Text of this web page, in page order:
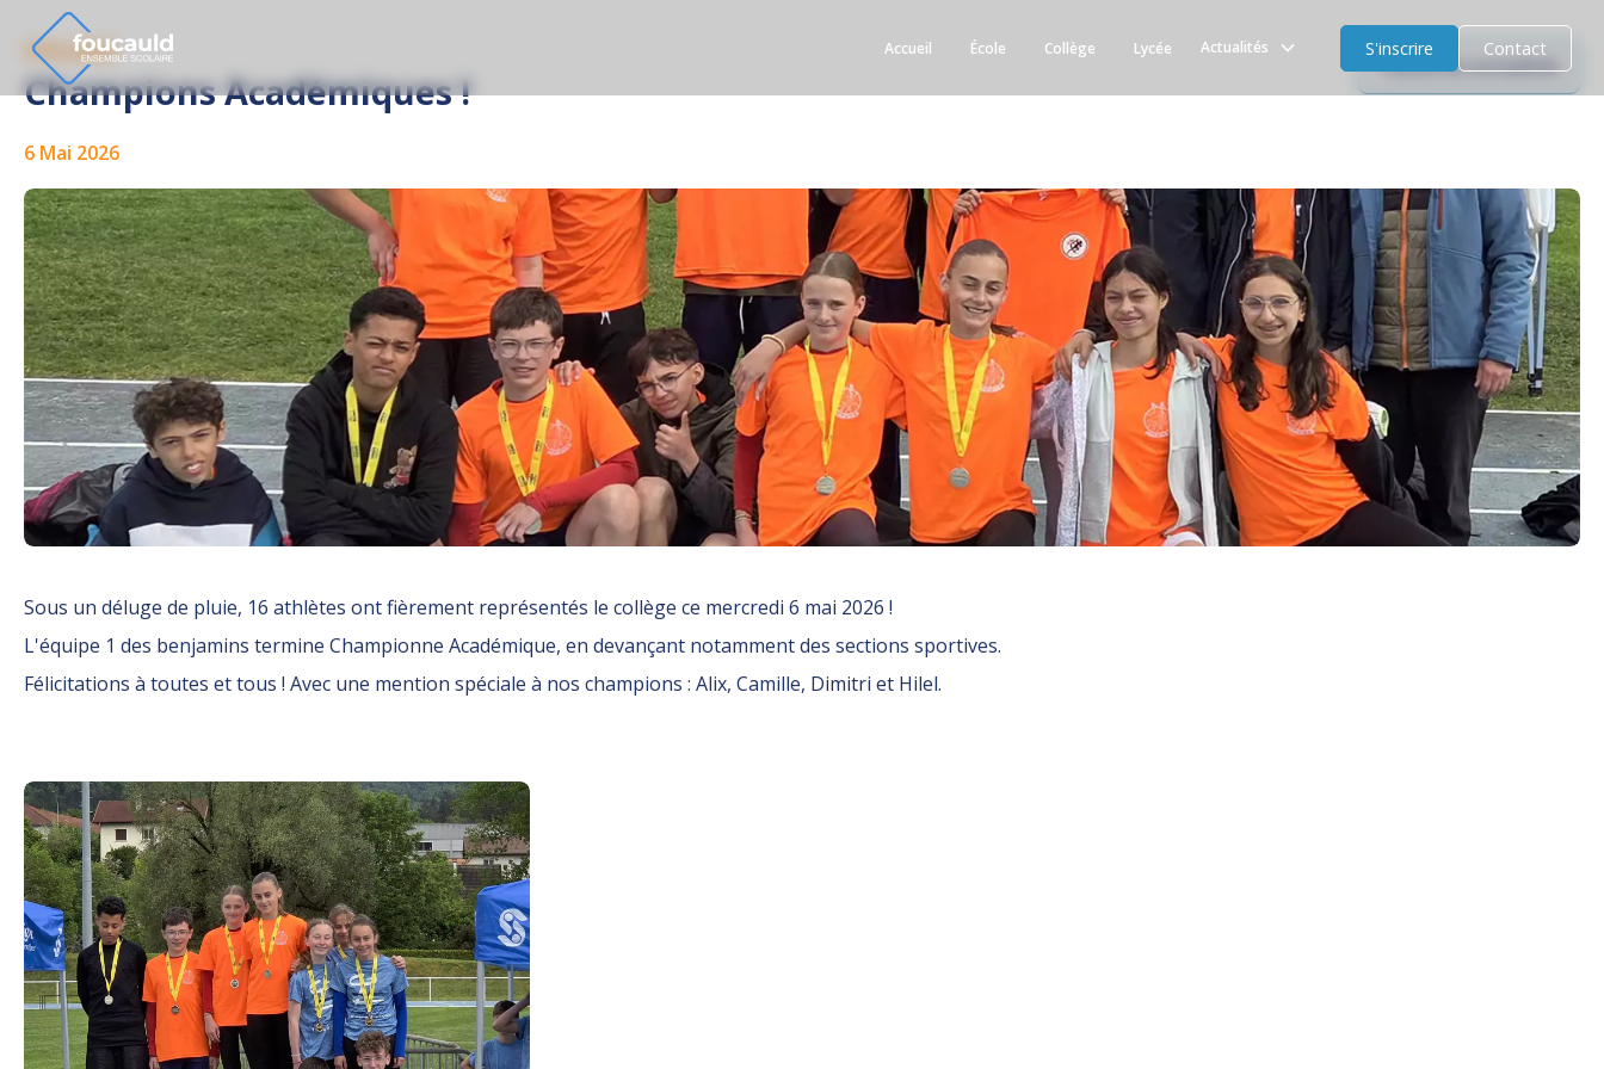
Accueil École Collège Lycée Actualités S'inscrire Contact
COLLÈGE
Champions Académiques !
6 Mai 2026
Toutes les actualités
Sous un déluge de pluie, 16 athlètes ont fièrement représentés le collège ce mercredi 6 mai 2026 !
L'équipe 1 des benjamins termine Championne Académique, en devançant notamment des sections sportives.
Félicitations à toutes et tous ! Avec une mention spéciale à nos champions : Alix, Camille, Dimitri et Hilel.